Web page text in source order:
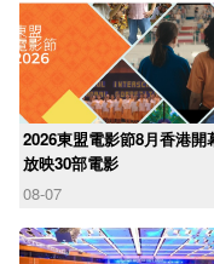
2026東盟電影節8月香港開
放映30部電影
08-07